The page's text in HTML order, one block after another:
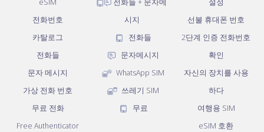
전화번호
카탈로그
전화들
문자 메시지
가상 전화 번호
무료 전화
Free Authenticator
시지
전화들
문자메시지
WhatsApp SIM
쓰레기 SIM
무료
선불 휴대폰 번호
2단계 인증 전화번호
확인
자신의 장치를 사용
하다
여행용 SIM
eSIM 호환